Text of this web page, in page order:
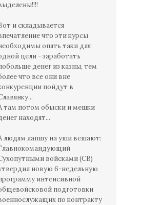
и складывается
что эти курсы
опять таки для
цели - заработать
денег из казны, тем
что все они вне
пойдут в
там потом обыски и мешки
находят...
людям лапшу на уши вешают:
войсками (СВ)
новую 6-недельную
интенсивной
подготовки
по контракту